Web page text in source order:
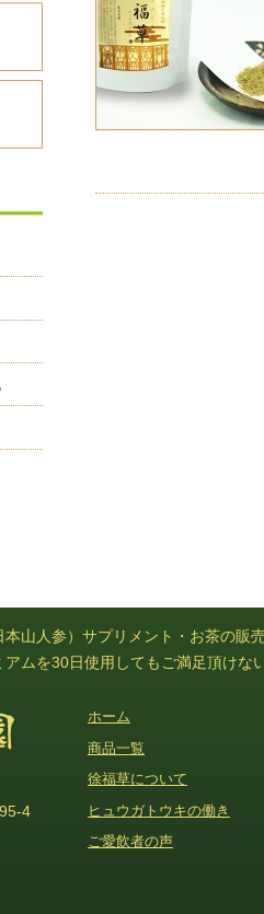
山人参）サプリメント・お茶の販
ムを30日使用してもご満足頂けな
4
ホーム
商品一覧
徐福草について
ヒュウガトウキの働き
ご愛飲者の声